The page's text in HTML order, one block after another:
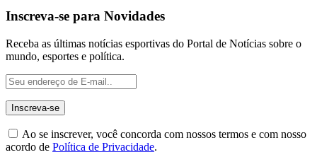
Inscreva-se para Novidades
Receba as últimas notícias esportivas do Portal de Notícias sobre o
mundo, esportes e política.
Ao se inscrever, você concorda com nossos termos e com nosso
acordo de Política de Privacidade.